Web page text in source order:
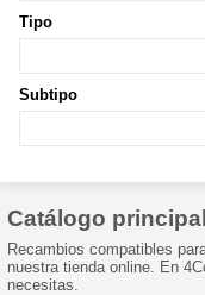
Tipo
Subtipo
Catálogo
Recambios compatibles
nuestra tienda online. En
necesitas.